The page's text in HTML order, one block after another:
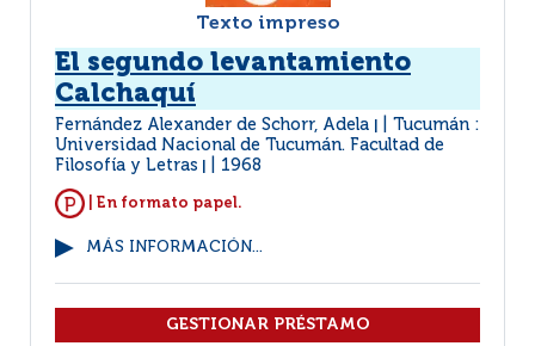
Texto impreso
El segundo levantamiento
Calchaquí
Fernández Alexander de Schorr, Adela
Tucumán :
Universidad Nacional de Tucumán. Facultad de
Filosofía y Letras
1968
| En formato papel.
MÁS INFORMACIÓN...